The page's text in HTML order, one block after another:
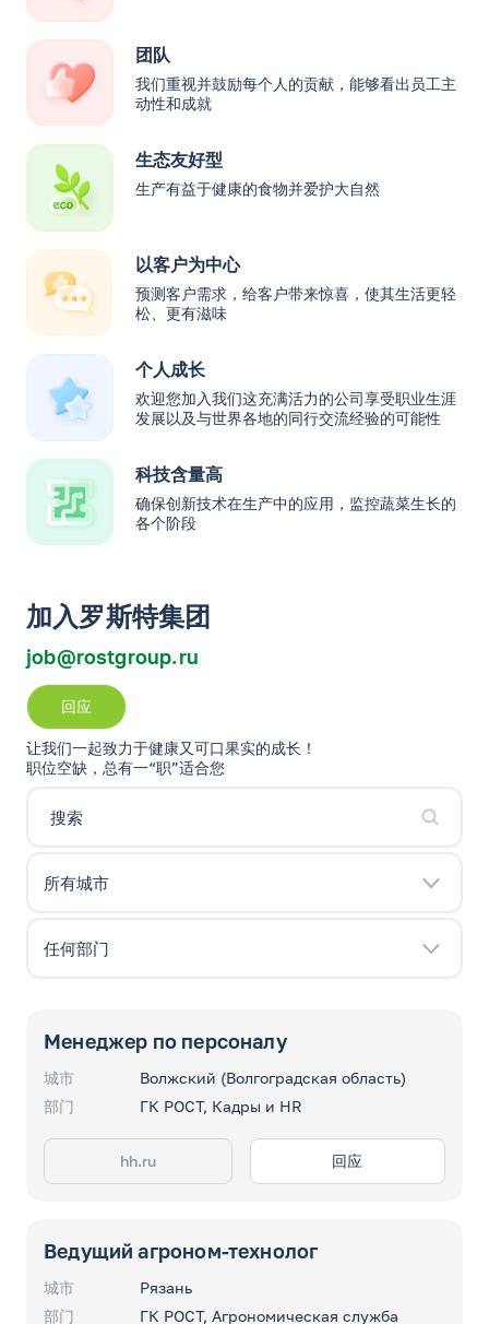
团队
我们重视并鼓励每个人的贡献，能够看出员工主
动性和成就
生态友好型
生产有益于健康的食物并爱护大自然
以客户为中心
预测客户需求，给客户带来惊喜，使其生活更轻
松、更有滋味
个人成长
欢迎您加入我们这充满活力的公司享受职业生涯
发展以及与世界各地的同行交流经验的可能性
科技含量高
确保创新技术在生产中的应用，监控蔬菜生长的
各个阶段
加入罗斯特集团
job@rostgroup.ru
回应
让我们一起致力于健康又可口果实的成长！
职位空缺，总有一“职”适合您
Менеджер по персоналу
城市
Волжский (Волгоградская область)
部门
ГК РОСТ, Кадры и HR
hh.ru 回应
Ведущий агроном-технолог
城市
Рязань
部门
ГК РОСТ, Агрономическая служба